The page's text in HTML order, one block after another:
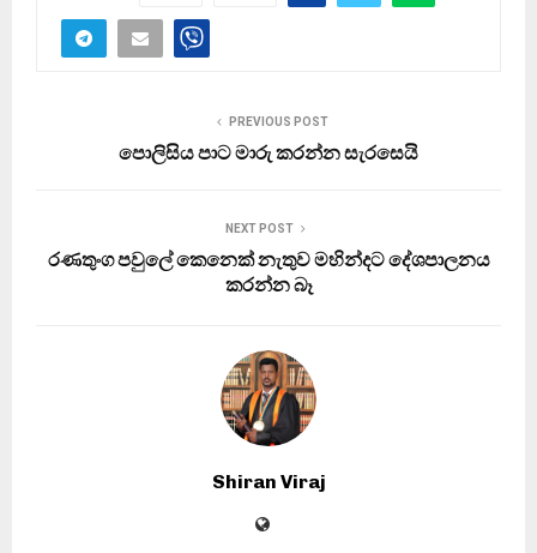
PREVIOUS POST
පොලිසිය පාට මාරු කරන්න සැරසෙයි
NEXT POST
රණතුංග පවුලේ කෙනෙක් නැතුව මහින්දට දේශපාලනය
කරන්න බෑ
Shiran Viraj